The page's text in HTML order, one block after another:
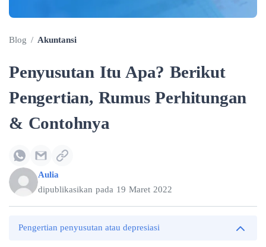
Blog / Akuntansi
Penyusutan Itu Apa? Berikut
Pengertian, Rumus Perhitungan
& Contohnya
Aulia
dipublikasikan pada 19 Maret 2022
Pengertian penyusutan atau depresiasi